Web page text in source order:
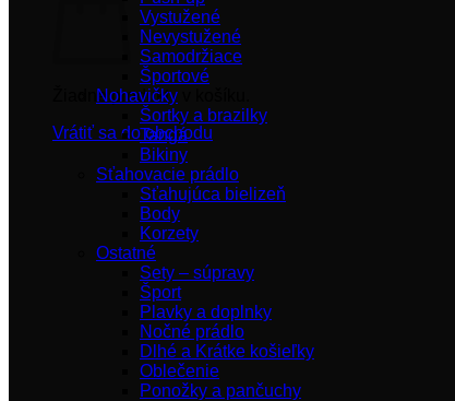
Žiadne produkty v košíku.
Vrátiť sa do obchodu
Vystužené
Nevystužené
Samodržiace
Športové
Nohavičky
Šortky a brazilky
Tangá
Bikiny
Sťahovacie prádlo
Sťahujúca bielizeň
Body
Korzety
Ostatné
Sety – súpravy
Šport
Plavky a doplnky
Nočné prádlo
Dlhé a Krátke košieľky
Oblečenie
Ponožky a pančuchy